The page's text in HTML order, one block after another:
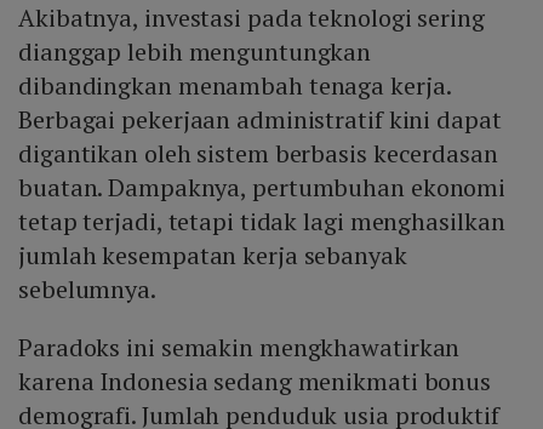
Akibatnya, investasi pada teknologi sering
dianggap lebih menguntungkan
dibandingkan menambah tenaga kerja.
Berbagai pekerjaan administratif kini dapat
digantikan oleh sistem berbasis kecerdasan
buatan. Dampaknya, pertumbuhan ekonomi
tetap terjadi, tetapi tidak lagi menghasilkan
jumlah kesempatan kerja sebanyak
sebelumnya.
Paradoks ini semakin mengkhawatirkan
karena Indonesia sedang menikmati bonus
demografi. Jumlah penduduk usia produktif